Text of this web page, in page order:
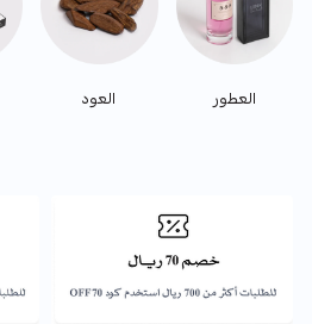
العطور العود